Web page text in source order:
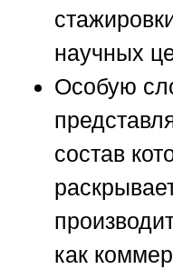
научных
Особую
состав
как